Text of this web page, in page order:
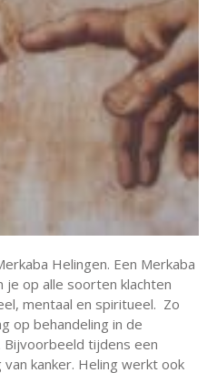
Helingen. Een Merkaba
je op alle soorten klachten
mentaal en spiritueel. Zo
op behandeling in de
tijdens een
kanker. Heling werkt ook